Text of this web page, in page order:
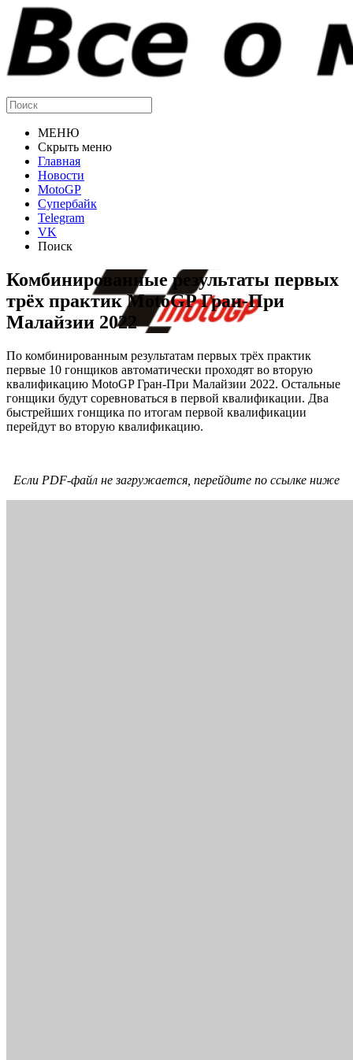
МЕНЮ
Скрыть меню
Главная
Новости
MotoGP
Супербайк
Telegram
VK
Поиск
Комбинированные результаты первых
трёх практик MotoGP Гран-При
Малайзии 2022
По комбинированным результатам первых трёх практик
первые 10 гонщиков автоматически проходят во вторую
квалификацию MotoGP Гран-При Малайзии 2022. Остальные
гонщики будут соревноваться в первой квалификации. Два
быстрейших гонщика по итогам первой квалификации
перейдут во вторую квалификацию.
Если PDF-файл не загружается, перейдите по ссылке ниже